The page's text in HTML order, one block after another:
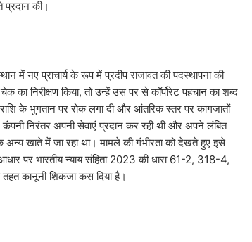
की।
में नए प्राचार्य के रूप में प्रदीप राजावत की पदस्थापना की
निरीक्षण किया, तो उन्हें उस पर से कॉर्पोरेट पहचान का शब्द
के भुगतान पर रोक लगा दी और आंतरिक स्तर पर कागजातों
निरंतर अपनी सेवाएं प्रदान कर रही थी और अपने लंबित
अन्य खाते में जा रहा था। मामले की गंभीरता को देखते हुए इसे
पर भारतीय न्याय संहिता 2023 की धारा 61-2, 318-4,
कानूनी शिकंजा कस दिया है।